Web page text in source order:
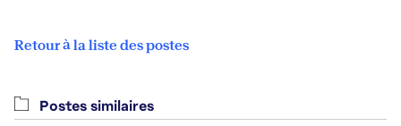
Retour à la liste des postes
Postes similaires